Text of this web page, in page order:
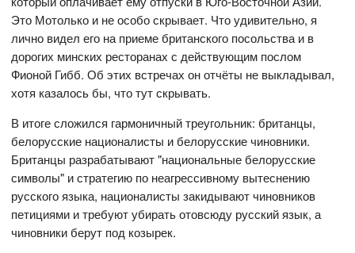
Это Мотолько и не особо скрывает. Что удивительно, я
лично видел его на приеме британского посольства и в
дорогих минских ресторанах с действующим послом
Фионой Гибб. Об этих встречах он отчёты не выкладывал,
хотя казалось бы, что тут скрывать.
В итоге сложился гармоничный треугольник: британцы,
белорусские националисты и белорусские чиновники.
Британцы разрабатывают "национальные белорусские
символы" и стратегию по неагрессивному вытеснению
русского языка, националисты закидывают чиновников
петициями и требуют убирать отовсюду русский язык, а
чиновники берут под козырек.